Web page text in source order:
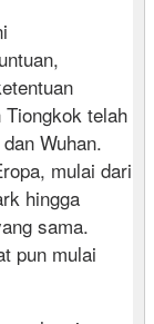
Tiongkok telah
Wuhan.
mulai dari
hingga
sama.
pun mulai